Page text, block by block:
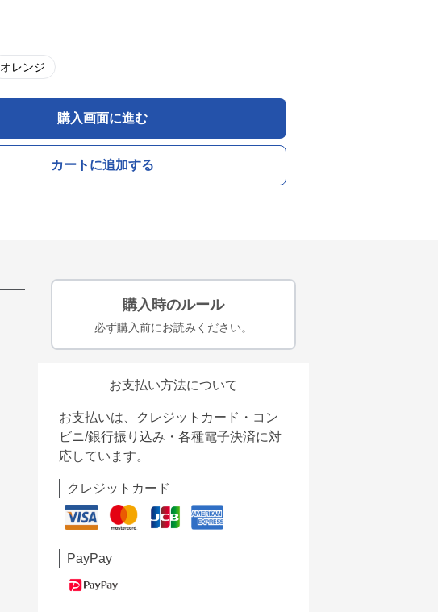
オレンジ
購入画面に進む
カートに追加する
購入時のルール
必ず購入前にお読みください。
お支払い方法について
お支払いは、クレジットカード・コン
ビニ/銀行振り込み・各種電子決済に対
応しています。
クレジットカード
PayPay